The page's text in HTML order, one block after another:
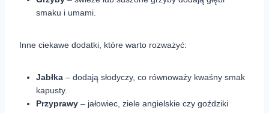
smaku i umami.
Inne ciekawe dodatki, które warto rozważyć:
Jabłka – dodają słodyczy, co równoważy kwaśny smak
kapusty.
Przyprawy – jałowiec, ziele angielskie czy goździki